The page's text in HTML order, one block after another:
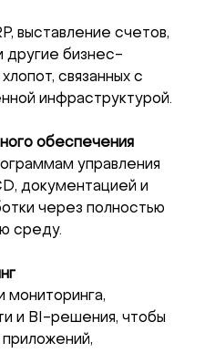
выставление счетов,
другие бизнес-
связанных с
инфраструктурой.
обеспечения
управления
документацией и
через полностью
среду.
мониторинга,
и BI-решения, чтобы